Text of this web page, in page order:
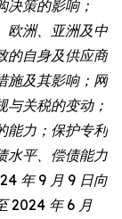
决策的影响；
欧洲、亚洲及中
的自身及供应商
施及其影响；网
关税的变动；
能力；保护专利
水平、偿债能力
年 9 月 9 日向
2024 年 6 月